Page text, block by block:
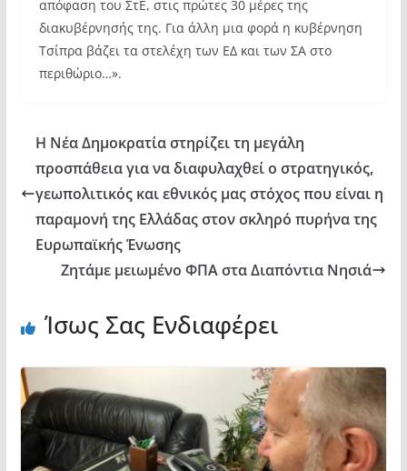
απόφαση του ΣτΕ, στις πρώτες 30 μέρες της
διακυβέρνησής της. Για άλλη μια φορά η κυβέρνηση
Τσίπρα βάζει τα στελέχη των ΕΔ και των ΣΑ στο
περιθώριο…».
Η Νέα Δημοκρατία στηρίζει τη μεγάλη
προσπάθεια για να διαφυλαχθεί ο στρατηγικός,
γεωπολιτικός και εθνικός μας στόχος που είναι η
παραμονή της Ελλάδας στον σκληρό πυρήνα της
Ευρωπαϊκής Ένωσης
Ζητάμε μειωμένο ΦΠΑ στα Διαπόντια Νησιά
Ίσως Σας Ενδιαφέρει